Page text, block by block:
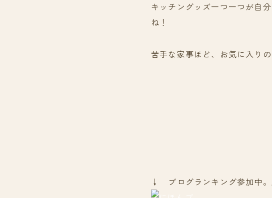
キッチングッズ一つ一つが自
ね！
苦手な家事ほど、お気に入り
↓ ブログランキング参加中。